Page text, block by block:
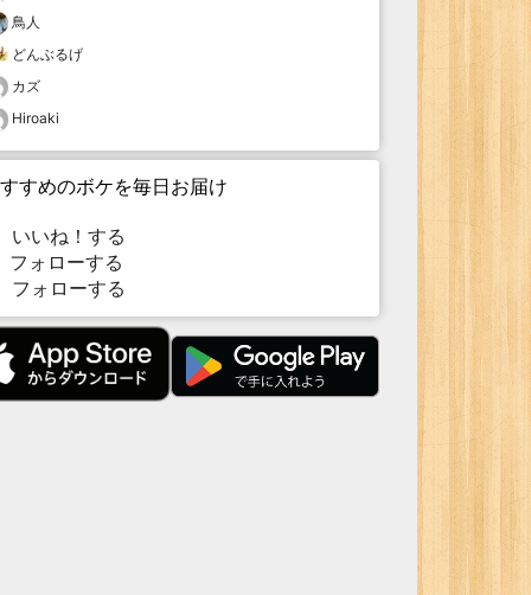
鳥人
どんぶるげ
カズ
Hiroaki
すめのボケを毎日お届け
いいね！する
ォローする
フォローする